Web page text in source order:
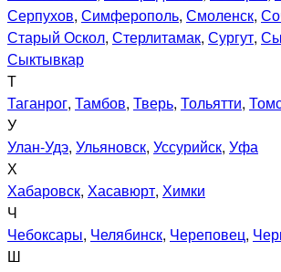
Серпухов, Симферополь, Смоленск,
Старый Оскол, Стерлитамак, Сургут,
Сыктывкар
Т
Таганрог, Тамбов, Тверь, Тольятти,
У
Улан-Удэ, Ульяновск, Уссурийск, Уфа
Х
Хабаровск, Хасавюрт, Химки
Ч
Чебоксары, Челябинск, Череповец,
Ш